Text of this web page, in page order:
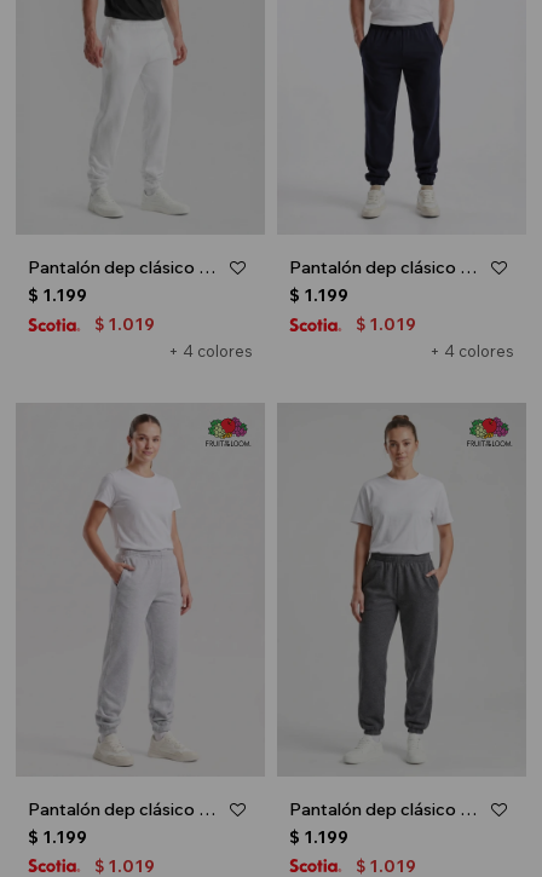
Pantalón dep clásico c/puños elásticos - UNISEX - Blanco
+ 4 colores
$ 1.199
$ 1.019
Pantalón dep clásico c/puños elásticos - UNISEX - Azul oscuro
+ 4 colores
$ 1.199
$ 1.019
Pantalón dep clásico c/puños elásticos - UNISEX - Gris melange claro
$ 1.199
$ 1.019
Pantalón dep clásico c/puños elásticos - UNISEX - Gris melange oscuro
$ 1.199
$ 1.019